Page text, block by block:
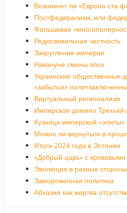
Возникнет ли «Европа ста
Постфедерализм, или
Фальшивая
Редкоземельная честность
Закругление империи
Накануне смены эпох
Украинские общественные
«забытых»
Виртуальный регионализм
Имперское домино
Кузница имперской «элиты»
Можно ли вернуться в
Итоги 2024 года в Эстонии
«Добрый царь» с кровавыми
Эволюция в разные стороны
Замороженная политика
Абхазия как жертва